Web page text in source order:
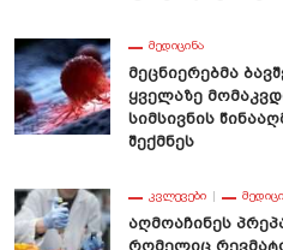
ᲛᲔᲓᲘᲪᲘᲜᲐ
Მეცნიერებმა
Ყველაზე
Სიმსივნის
Შექმნეს
ᲙᲕᲚᲔᲕᲔᲑᲘ
Აღმოაჩინეს
Რომელიც